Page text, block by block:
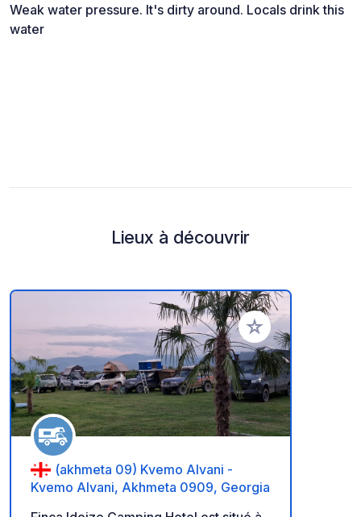
Weak water pressure. It's dirty around. Locals drink this
water
Lieux à découvrir
Ajouter à vos
(akhmeta 09) Kvemo Alvani -
Kvemo Alvani, Akhmeta 0909, Georgia